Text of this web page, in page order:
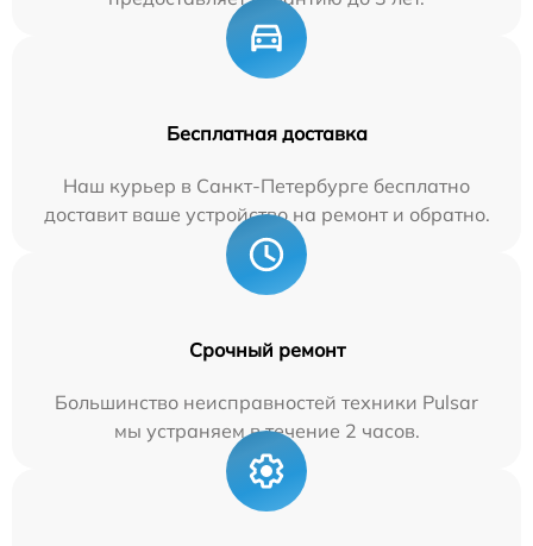
Бесплатная доставка
Наш курьер в Санкт-Петербурге бесплатно
доставит ваше устройство на ремонт и обратно.
Срочный ремонт
Большинство неисправностей техники Pulsar
мы устраняем в течение 2 часов.